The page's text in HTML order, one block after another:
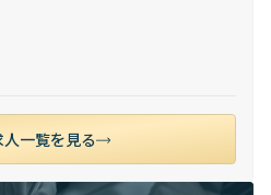
一覧を見る